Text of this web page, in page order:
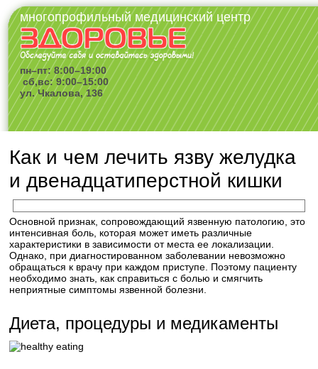
многопрофильный медицинский центр
пн–пт: 8:00–19:00
сб,вс: 9:00–15:00
ул. Чкалова, 136
Как и чем лечить язву желудка
и двенадцатиперстной кишки
Основной признак, сопровождающий язвенную патологию, это
интенсивная боль, которая может иметь различные
характеристики в зависимости от места ее локализации.
Однако, при диагностированном заболевании невозможно
обращаться к врачу при каждом приступе. Поэтому пациенту
необходимо знать, как справиться с болью и смягчить
неприятные симптомы язвенной болезни.
Диета, процедуры и медикаменты